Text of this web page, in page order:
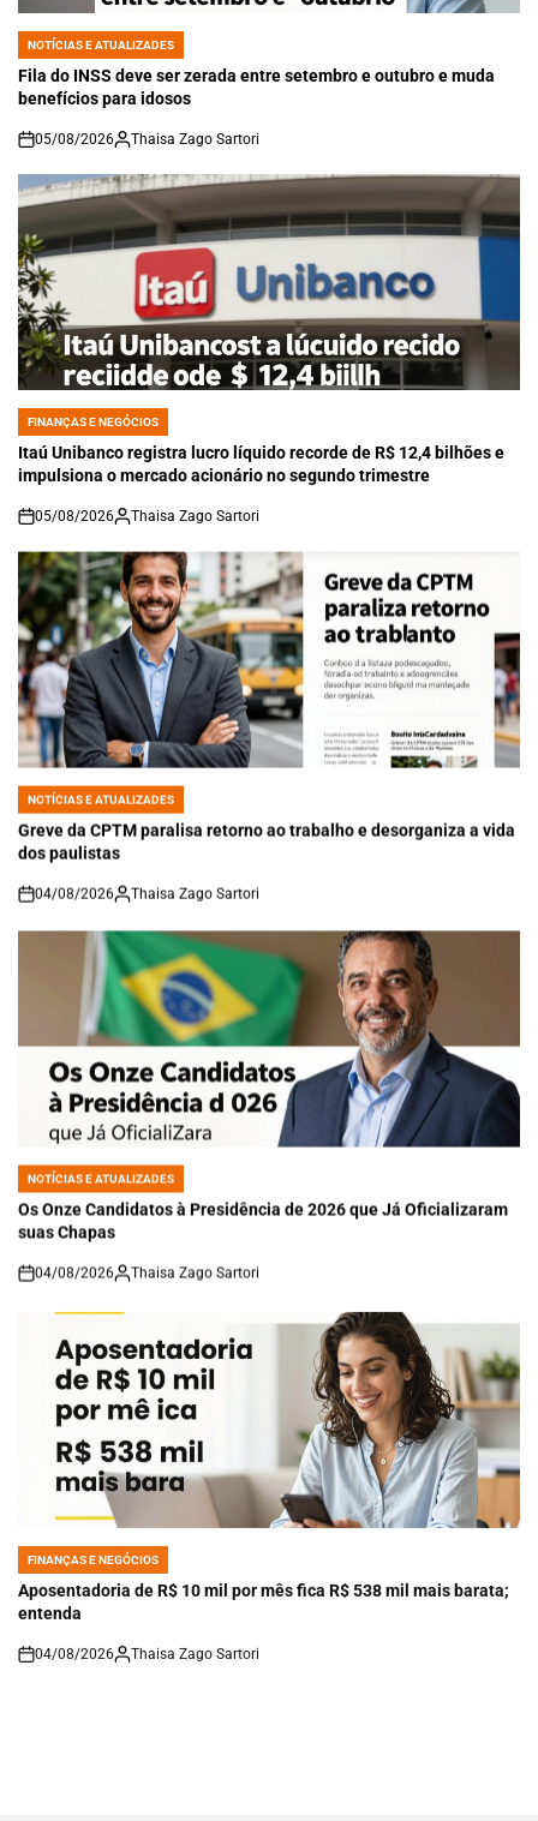
POSTED
IN
NOTÍCIAS E ATUALIZADES
Fila do INSS deve ser zerada entre setembro e outubro e muda
benefícios para idosos
on
05/08/2026 Thaisa Zago Sartori
POSTED
IN
FINANÇAS E NEGÓCIOS
Itaú Unibanco registra lucro líquido recorde de R$ 12,4 bilhões e
impulsiona o mercado acionário no segundo trimestre
on
05/08/2026 Thaisa Zago Sartori
POSTED
IN
NOTÍCIAS E ATUALIZADES
Greve da CPTM paralisa retorno ao trabalho e desorganiza a vida
dos paulistas
on
04/08/2026 Thaisa Zago Sartori
POSTED
IN
NOTÍCIAS E ATUALIZADES
Os Onze Candidatos à Presidência de 2026 que Já Oficializaram
suas Chapas
on
04/08/2026 Thaisa Zago Sartori
POSTED
IN
FINANÇAS E NEGÓCIOS
Aposentadoria de R$ 10 mil por mês fica R$ 538 mil mais barata;
entenda
on
04/08/2026 Thaisa Zago Sartori